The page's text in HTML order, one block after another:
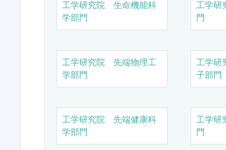
工学研究院 生命機能科
学部門
工学研
門
工学研究院 先端物理工
学部門
工学研
子部門
工学研究院 先端健康科
学部門
工学研
門